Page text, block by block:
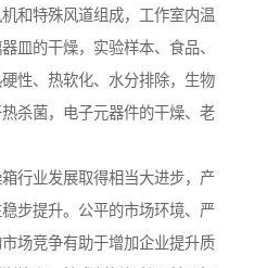
和特殊风道组成，工作室内温
皿的干燥，实验样本、食品、
性、热软化、水分排除，生物
杀菌，电子元器件的干燥、老
行业发展取得相当大进步，产
步提升。公平的市场环境、严
场竞争有助于增加企业提升质